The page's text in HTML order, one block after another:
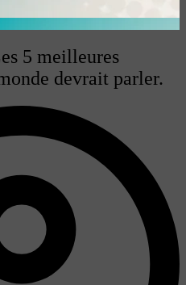
5 meilleures
devrait parler.